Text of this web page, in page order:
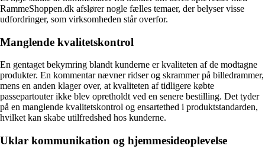
RammeShoppen.dk afslører nogle fælles temaer, der belyser visse
udfordringer, som virksomheden står overfor.
Manglende kvalitetskontrol
En gentaget bekymring blandt kunderne er kvaliteten af de modtagne
produkter. En kommentar nævner ridser og skrammer på billedrammer,
mens en anden klager over, at kvaliteten af tidligere købte
passepartouter ikke blev opretholdt ved en senere bestilling. Det tyder
på en manglende kvalitetskontrol og ensartethed i produktstandarden,
hvilket kan skabe utilfredshed hos kunderne.
Uklar kommunikation og hjemmesideoplevelse